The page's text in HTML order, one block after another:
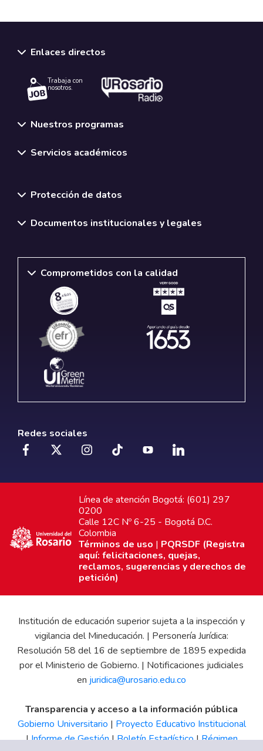
Enlaces directos
Trabaja con
nosotros.
Nuestros programas
Servicios académicos
Protección de datos
Documentos institucionales y legales
Comprometidos con la calidad
Redes sociales
Línea de atención Bogotá: (601) 297
0200
Calle 12C Nº 6-25 - Bogotá D.C.
Colombia
Términos de uso | PQRSDF (Registra
aquí: felicitaciones, quejas,
reclamos, sugerencias y derechos de
petición)
Institución de educación superior sujeta a la inspección y
vigilancia del Mineducación. | Personería Jurídica:
Resolución 58 del 16 de septiembre de 1895 expedida
por el Ministerio de Gobierno. | Notificaciones judiciales
en juridica@urosario.edu.co
Transparencia y acceso a la información pública
Gobierno Universitario | Proyecto Educativo Institucional
|Informe de Gestión|Boletín Estadístico|Régimen